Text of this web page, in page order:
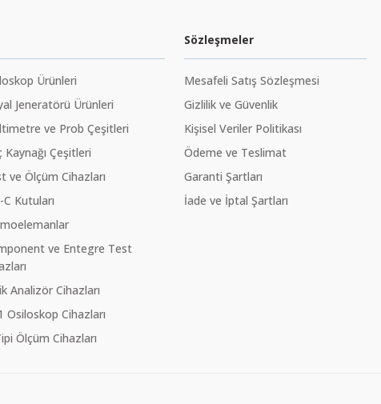
Ürünleri
Jeneratörü Ürünleri
ve Prob Çeşitleri
Kaynağı Çeşitleri
ve Ölçüm Cihazları
C Kutuları
ve Entegre Test
Analizör Cihazları
Osiloskop Cihazları
Ölçüm Cihazları
Sözleşmeler
Mesafeli Satış Sözleşmesi
Gizlilik ve Güvenlik
Kişisel Veriler Politikası
Ödeme ve Teslimat
Garanti Şartları
İade ve İptal Şartları